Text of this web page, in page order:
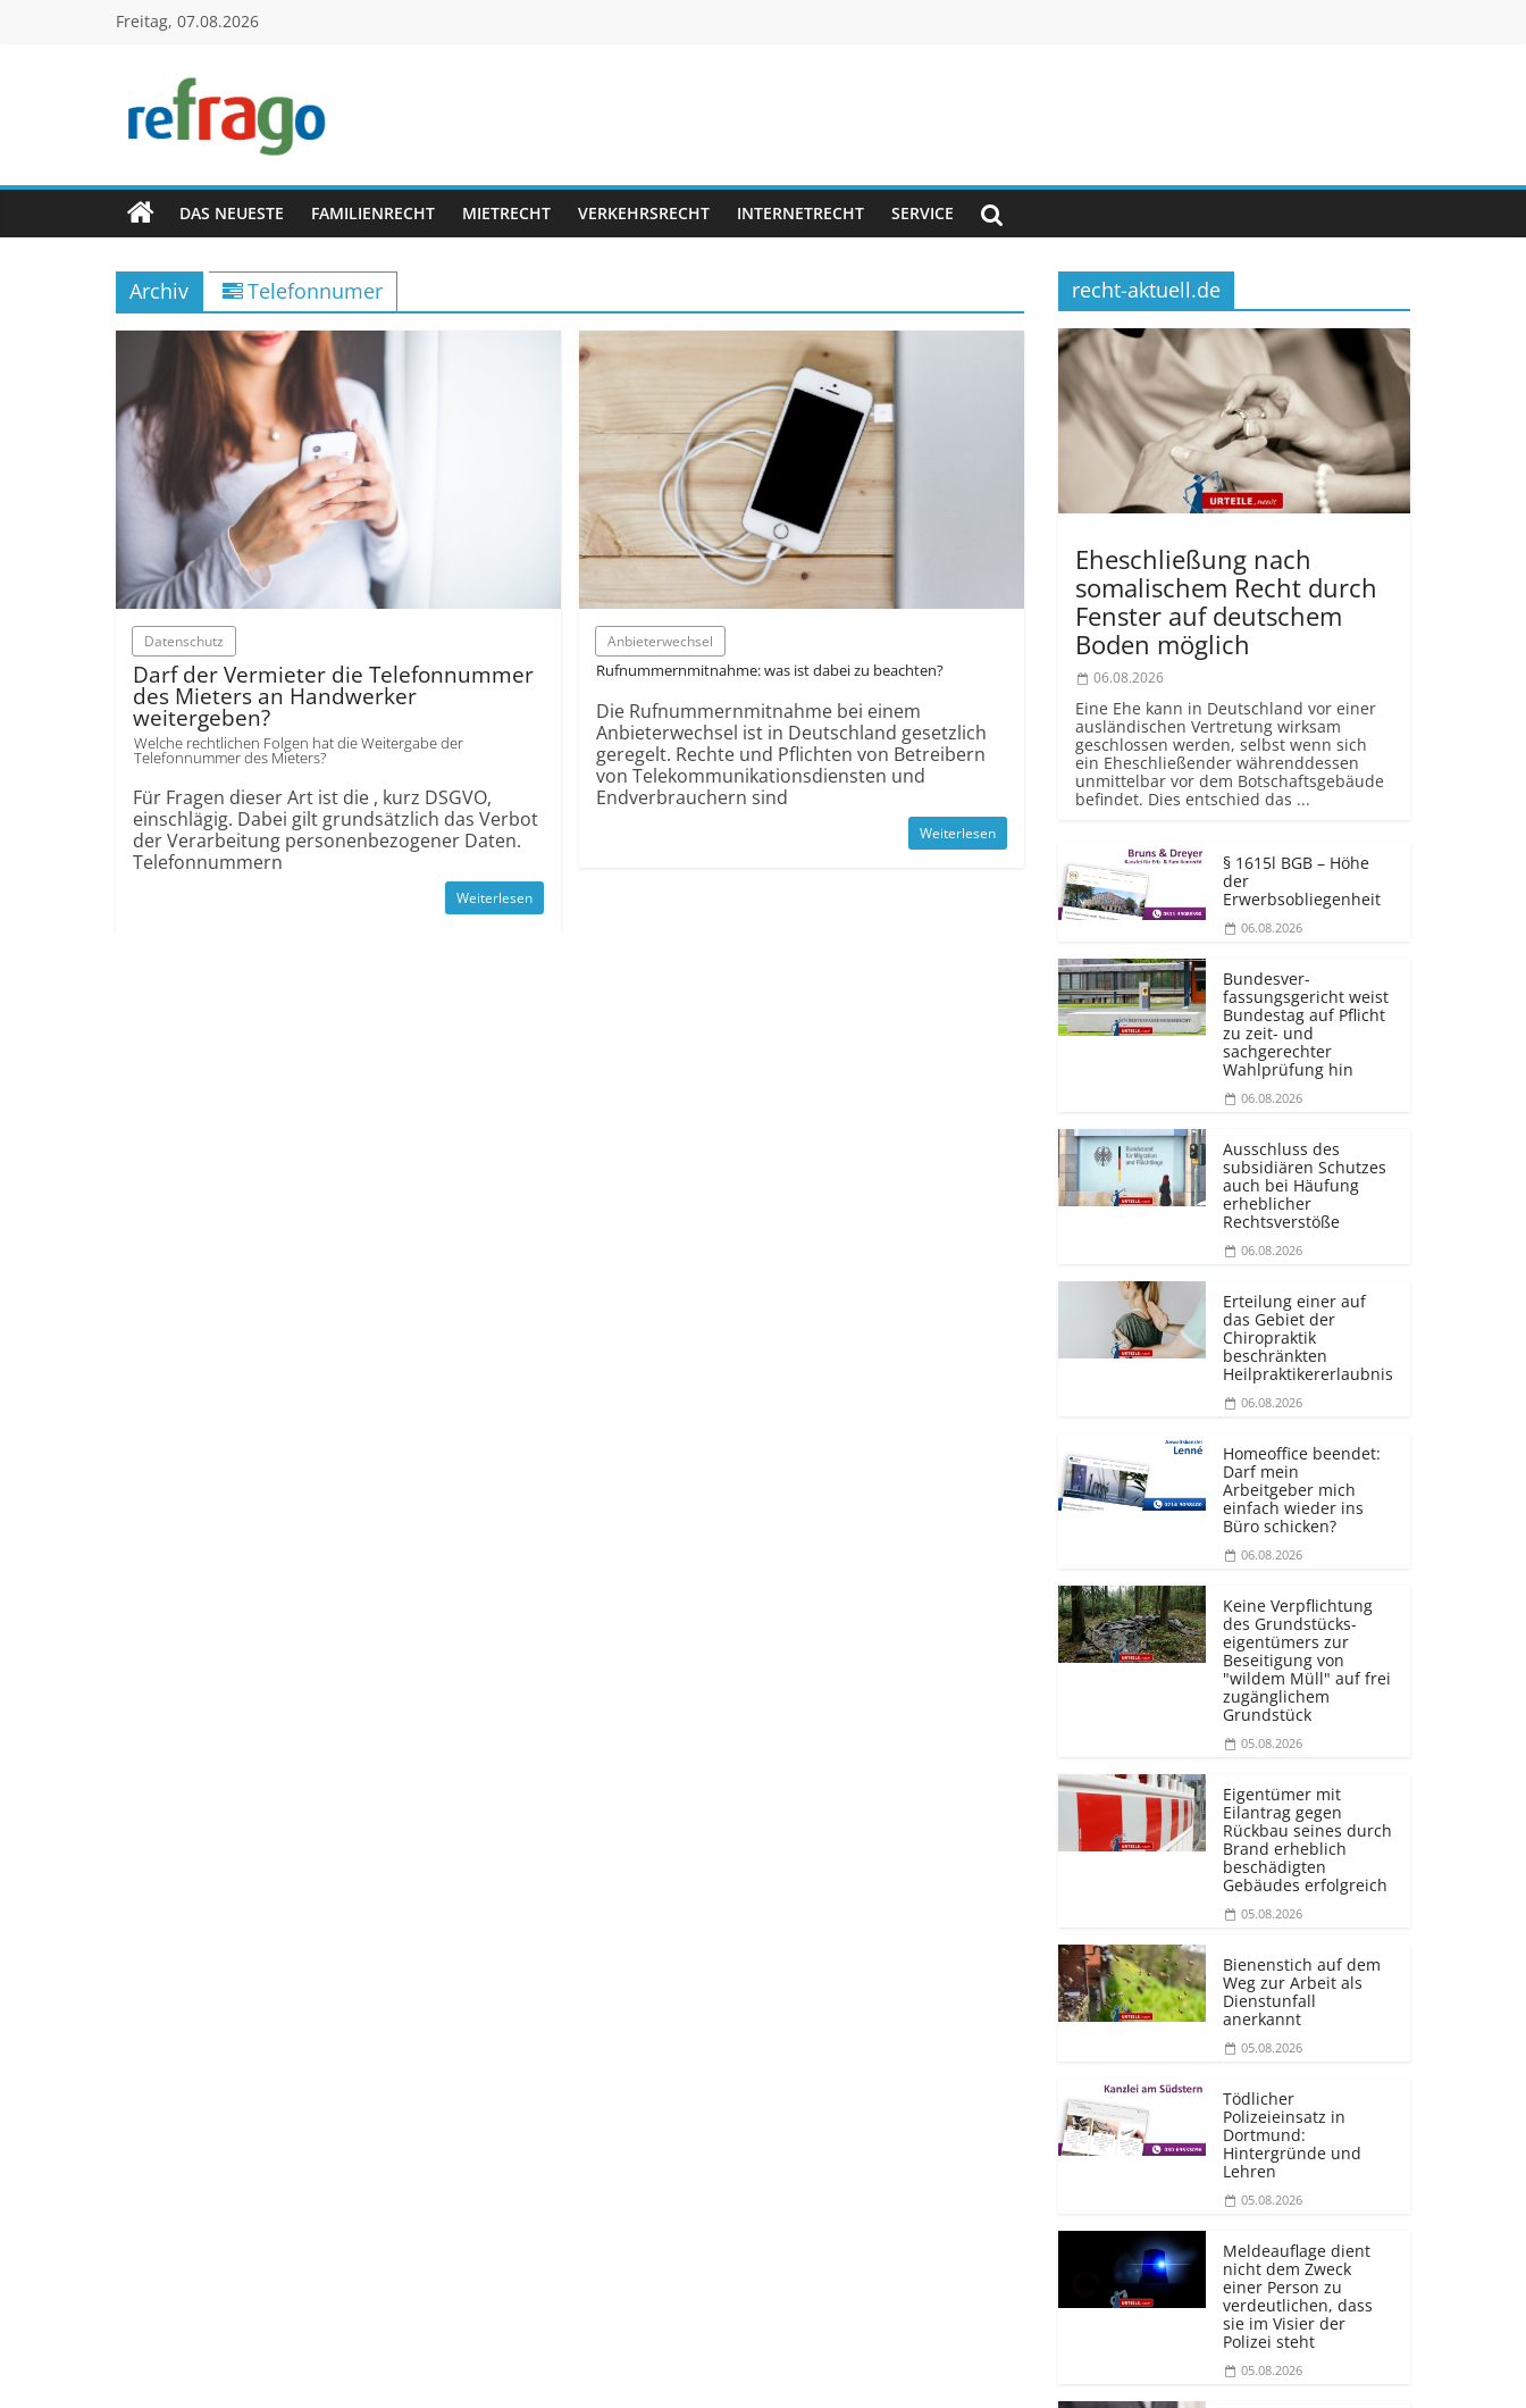
Freitag, 07.08.2026
refrago
Rechtsfragen
online
verständlich
erklärt
kostenlos
DAS NEUESTE FAMILIENRECHT MIETRECHT VERKEHRSRECHT INTERNETRECHT SERVICE
Archiv Telefonnumer
Datenschutz
Darf der Vermieter die Telefonnummer
des Mieters an Handwerker
weitergeben?
Welche rechtlichen Folgen hat die Weitergabe der
Telefonnummer des Mieters?
Für Fragen dieser Art ist die , kurz DSGVO,
einschlägig. Dabei gilt grundsätzlich das Verbot
der Verarbeitung personenbezogener Daten.
Telefonnummern
Weiterlesen
Anbieterwechsel
Rufnummernmitnahme: was ist dabei zu beachten?
Die Rufnummernmitnahme bei einem
Anbieterwechsel ist in Deutschland gesetzlich
geregelt. Rechte und Pflichten von Betreibern
von Telekommunikationsdiensten und
Endverbrauchern sind
Weiterlesen
recht-aktuell.de
Eheschließung nach
somalischem Recht durch
Fenster auf deutschem
Boden möglich
06.08.2026
Eine Ehe kann in Deutschland vor einer
ausländischen Vertretung wirksam
geschlossen werden, selbst wenn sich
ein Eheschließender währenddessen
unmittelbar vor dem Botschaftsgebäude
befindet. Dies entschied das ...
§ 1615l BGB – Höhe
der
Erwerbsobliegenheit
06.08.2026
Bundesver­
fassungsgericht weist
Bundestag auf Pflicht
zu zeit- und
sachgerechter
Wahlprüfung hin
06.08.2026
Ausschluss des
subsidiären Schutzes
auch bei Häufung
erheblicher
Rechtsverstöße
06.08.2026
Erteilung einer auf
das Gebiet der
Chiropraktik
beschränkten
Heilprakti­kererlaubnis
06.08.2026
Homeoffice beendet:
Darf mein
Arbeitgeber mich
einfach wieder ins
Büro schicken?
06.08.2026
Keine Verpflichtung
des Grundstücks­
eigentümers zur
Beseitigung von
"wildem Müll" auf frei
zugänglichem
Grundstück
05.08.2026
Eigentümer mit
Eilantrag gegen
Rückbau seines durch
Brand erheblich
beschädigten
Gebäudes erfolgreich
05.08.2026
Bienenstich auf dem
Weg zur Arbeit als
Dienstunfall
anerkannt
05.08.2026
Tödlicher
Polizeieinsatz in
Dortmund:
Hintergründe und
Lehren
05.08.2026
Meldeauflage dient
nicht dem Zweck
einer Person zu
verdeutlichen, dass
sie im Visier der
Polizei steht
05.08.2026